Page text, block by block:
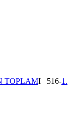
TOPLAMI 516-1.